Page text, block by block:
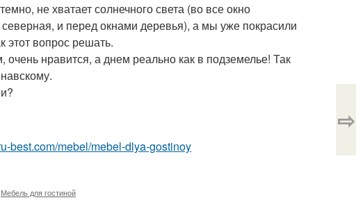
не хватает солнечного света (во все окно
северная, и перед окнами деревья), а мы уже покрасили
этот вопрос решать.
нравится, а днем реально как в подземелье! Так
best.com/mebel/mebel-dlya-gostinoy
Мебель для гостиной
⇨